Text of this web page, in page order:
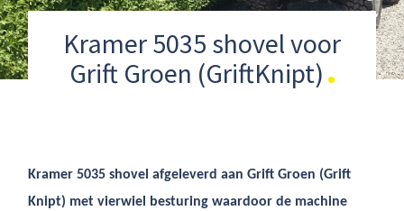
Kramer 5035 shovel voor
Grift Groen (GriftKnipt)
Kramer 5035 shovel afgeleverd aan Grift Groen (Grift
Knipt) met vierwiel besturing waardoor de machine